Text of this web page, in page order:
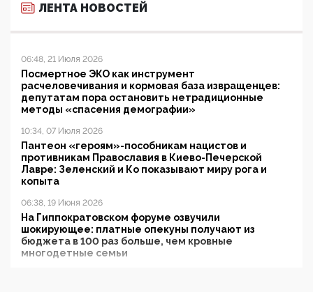
ЛЕНТА НОВОСТЕЙ
06:48, 21 Июля 2026
Посмертное ЭКО как инструмент
расчеловечивания и кормовая база извращенцев:
депутатам пора остановить нетрадиционные
методы «спасения демографии»
10:34, 07 Июля 2026
Пантеон «героям»-пособникам нацистов и
противникам Православия в Киево-Печерской
Лавре: Зеленский и Ко показывают миру рога и
копыта
06:38, 19 Июня 2026
На Гиппократовском форуме озвучили
шокирующее: платные опекуны получают из
бюджета в 100 раз больше, чем кровные
многодетные семьи